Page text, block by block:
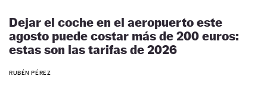
Dejar el coche en el aeropuerto este
agosto puede costar más de 200 euros:
estas son las tarifas de 2026
RUBÉN PÉREZ